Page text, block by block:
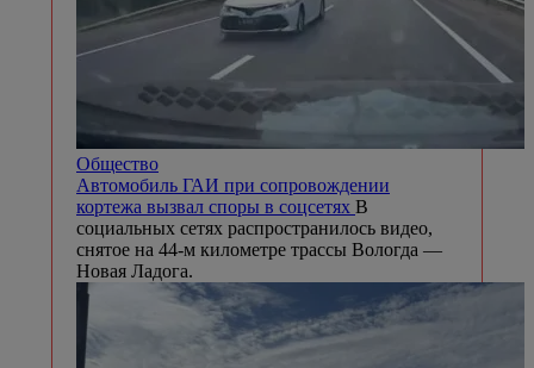
Общество
Автомобиль ГАИ при сопровождении
кортежа вызвал споры в соцсетях В
социальных сетях распространилось видео,
снятое на 44-м километре трассы Вологда —
Новая Ладога.